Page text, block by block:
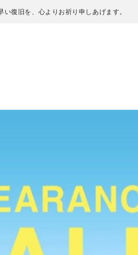
復旧を、心よりお祈り申しあげます。